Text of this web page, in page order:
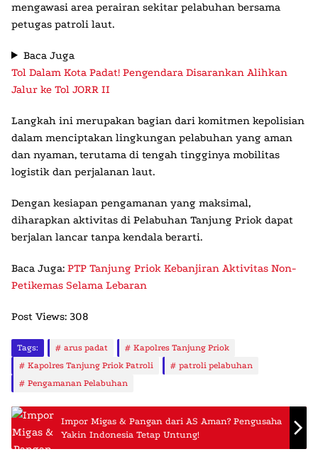
mengawasi area perairan sekitar pelabuhan bersama
petugas patroli laut.
Baca Juga
Tol Dalam Kota Padat! Pengendara Disarankan Alihkan
Jalur ke Tol JORR II
Langkah ini merupakan bagian dari komitmen kepolisian
dalam menciptakan lingkungan pelabuhan yang aman
dan nyaman, terutama di tengah tingginya mobilitas
logistik dan perjalanan laut.
Dengan kesiapan pengamanan yang maksimal,
diharapkan aktivitas di Pelabuhan Tanjung Priok dapat
berjalan lancar tanpa kendala berarti.
Baca Juga: PTP Tanjung Priok Kebanjiran Aktivitas Non-
Petikemas Selama Lebaran
Post Views: 308
Tags: arus padat
Kapolres Tanjung Priok
Kapolres Tanjung Priok Patroli
patroli pelabuhan
Pengamanan Pelabuhan
Impor Migas & Pangan dari AS Aman? Pengusaha
Yakin Indonesia Tetap Untung!